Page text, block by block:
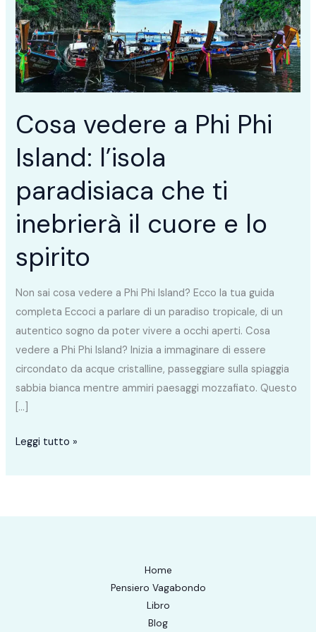
Cosa vedere a Phi Phi
Island: l’isola
paradisiaca che ti
inebrierà il cuore e lo
spirito
Non sai cosa vedere a Phi Phi Island? Ecco la tua guida
completa Eccoci a parlare di un paradiso tropicale, di un
autentico sogno da poter vivere a occhi aperti. Cosa
vedere a Phi Phi Island? Inizia a immaginare di essere
circondato da acque cristalline, passeggiare sulla spiaggia
sabbia bianca mentre ammiri paesaggi mozzafiato. Questo
[…]
Phi
Island:
l’isola
paradisiaca
che
ti
inebrierà
il
cuore
e
lo
spirito
Leggi tutto »
Home
Pensiero Vagabondo
Libro
Blog